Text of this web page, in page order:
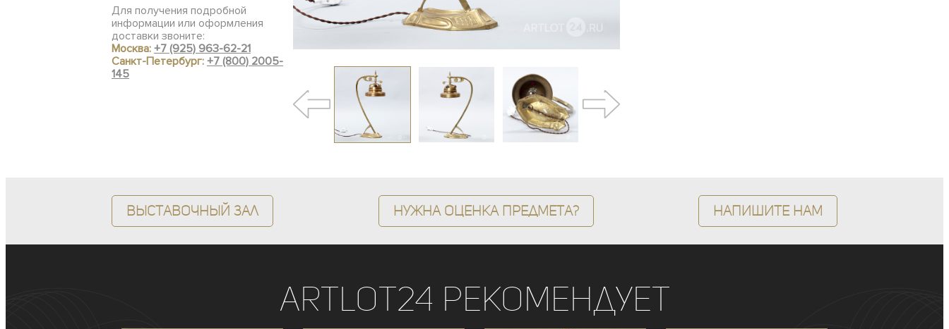
Для получения подробной
информации или оформления
доставки звоните:
Москва: +7 (925) 963-62-21
Санкт-Петербург: +7 (800) 2005-
145
Выставочный зал Нужна оценка предмета? Напишите нам
ArtLot24 рекомендует